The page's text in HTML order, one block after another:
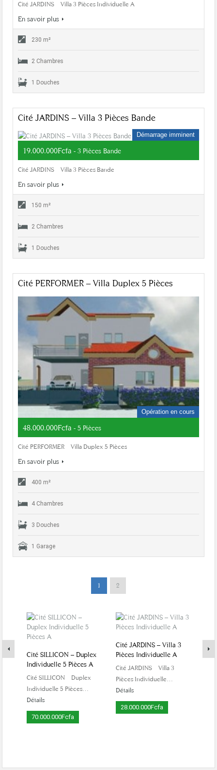
Cité JARDINS – Villa 3 Pièces Individuelle A
En savoir plus
230 m²
2 Chambres
1 Douches
Cité JARDINS – Villa 3 Pièces Bande
Démarrage imminent
19.000.000Fcfa - 3 Pièces Bande
Cité JARDINS – Villa 3 Pièces Bande
En savoir plus
150 m²
2 Chambres
1 Douches
Cité PERFORMER – Villa Duplex 5 Pièces
Opération en cours
48.000.000Fcfa - 5 Pièces
Cité PERFORMER – Villa Duplex 5 Pièces
En savoir plus
400 m²
4 Chambres
3 Douches
1 Garage
1 2
Cité SILLICON – Duplex
Individuelle 5 Pièces A
Cité SILLICON – Duplex
Individuelle 5 Pièces…
Détails
70.000.000Fcfa
Cité JARDINS – Villa 3
Pièces Individuelle A
Cité JARDINS – Villa 3
Pièces Individuelle…
Détails
28.000.000Fcfa